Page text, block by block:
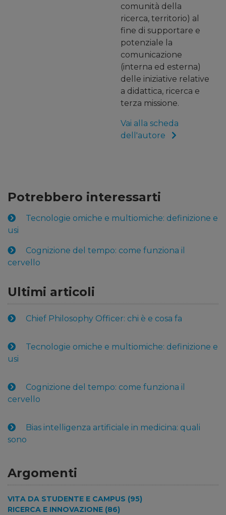
comunità della
ricerca, territorio) al
fine di supportare e
potenziale la
comunicazione
(interna ed esterna)
delle iniziative relative
a didattica, ricerca e
terza missione.
Vai alla scheda
dell'autore
Potrebbero interessarti
Tecnologie omiche e multiomiche: definizione e
usi
Cognizione del tempo: come funziona il
cervello
Ultimi articoli
Chief Philosophy Officer: chi è e cosa fa
Tecnologie omiche e multiomiche: definizione e
usi
Cognizione del tempo: come funziona il
cervello
Bias intelligenza artificiale in medicina: quali
sono
Argomenti
VITA DA STUDENTE E CAMPUS (95)
RICERCA E INNOVAZIONE (86)